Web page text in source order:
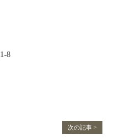
8
次の記事 >